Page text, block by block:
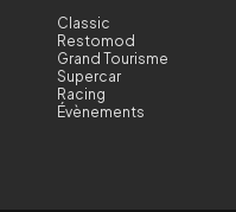
Classic
Restomod
Grand Tourisme
Supercar
Racing
Évènements